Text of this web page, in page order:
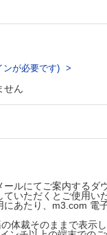
孔）
熱性血小板減少症候群（
のポイント
検査の基本技術・知識
のAI・データサイエン
ンが必要です)
せん
ルにてご案内するダ
いただくとご使用い
あたり、m3.com 電
体裁そのままで表示